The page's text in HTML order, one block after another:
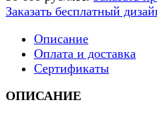
Заказать бесплатный
Описание
Оплата и доставка
Сертификаты
ОПИСАНИЕ